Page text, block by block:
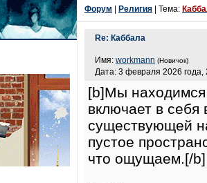
Форум Религия | Тема:
Re: Каббала
Имя: workmann (Новичок)
Дата: 3 февраля 2026 года,
[b]Мы находимся
включает в себя
существующей
пустое
что ощущаем.[/b]